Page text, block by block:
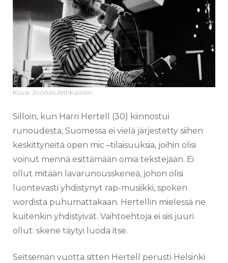
Kuva: Joonas Antikainen
Silloin, kun Harri Hertell (30) kiinnostui
runoudesta, Suomessa ei vielä järjestetty siihen
keskittyneitä open mic –tilaisuuksia, joihin olisi
voinut mennä esittämään omia tekstejään. Ei
ollut mitään lavarunousskeneä, johon olisi
luontevasti yhdistynyt rap-musiikki, spoken
wordista puhumattakaan. Hertellin mielessä ne
kuitenkin yhdistyivät. Vaihtoehtoja ei siis juuri
ollut: skene täytyi luoda itse.
Seitsemän vuotta sitten Hertell perusti Helsinki